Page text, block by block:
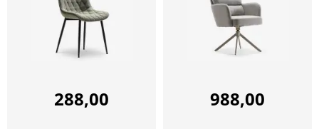
288,00 988,00